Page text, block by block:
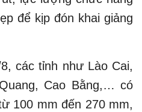
để kịp đón khai giảng
các tỉnh như Lào Cai,
Cao Bằng,… có
100 mm đến 270 mm,